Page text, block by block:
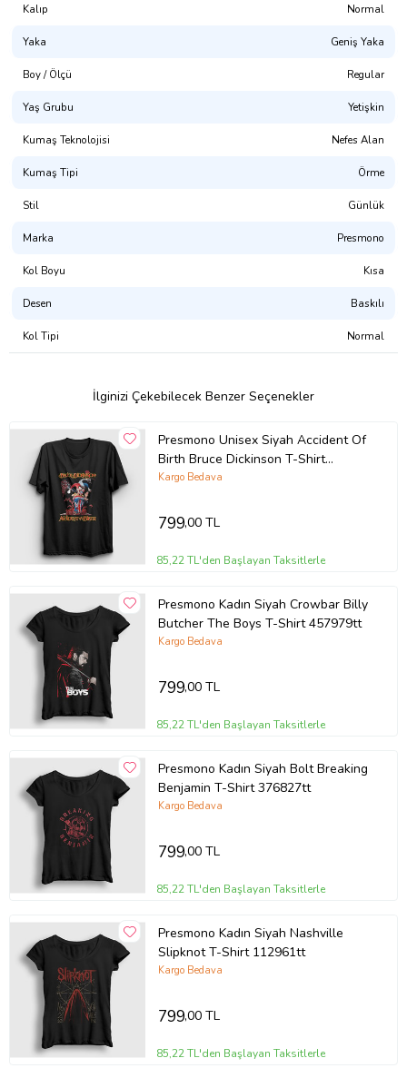
Presmono
Kalıp: Normal Kesim
%100 Pamuklu. 1. Kalite Penye
(NOT: Uygun bedeni bulamadınız mı? Mağaza sayfamızda
bulabilirsiniz.)
Yıkama Talimatı:
Dijital Baskı ile üretilmektedir.(OKEO-TEX® ECO PASSPORT
Atlet
Kadın Tişört
Çocuk Tişört
Kapşonsuz Sweatshirt
Fermuarlı Kapşonlu Sweatshirt
Ürün Kodu:
kcm87273465
Kalıp Normal
Yaka Geniş Yaka
Boy / Ölçü Regular
Yaş Grubu Yetişkin
Kumaş Teknolojisi Nefes Alan
Kumaş Tipi Örme
Stil Günlük
Marka Presmono
Kol Boyu Kısa
Desen Baskılı
Kol Tipi Normal
İlginizi Çekebilecek Benzer Seçenekler
Presmono Unisex Siyah Accident Of
Birth Bruce Dickinson T-Shirt
457255tt
Kargo Bedava
799,00 TL
85,22 TL'den Başlayan Taksitlerle
Presmono Kadın Siyah Crowbar Billy
Butcher The Boys T-Shirt 457979tt
Kargo Bedava
799,00 TL
85,22 TL'den Başlayan Taksitlerle
Presmono Kadın Siyah Bolt Breaking
Benjamin T-Shirt 376827tt
Kargo Bedava
799,00 TL
85,22 TL'den Başlayan Taksitlerle
Presmono Kadın Siyah Nashville
Slipknot T-Shirt 112961tt
Kargo Bedava
799,00 TL
85,22 TL'den Başlayan Taksitlerle